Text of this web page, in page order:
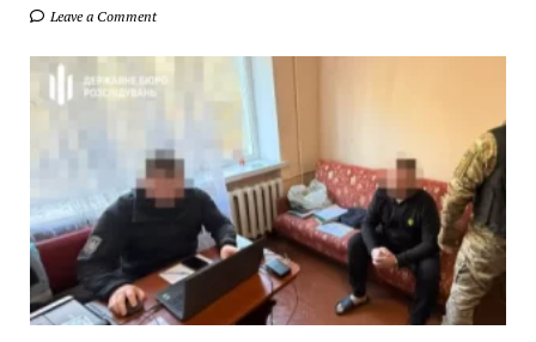
Leave a Comment